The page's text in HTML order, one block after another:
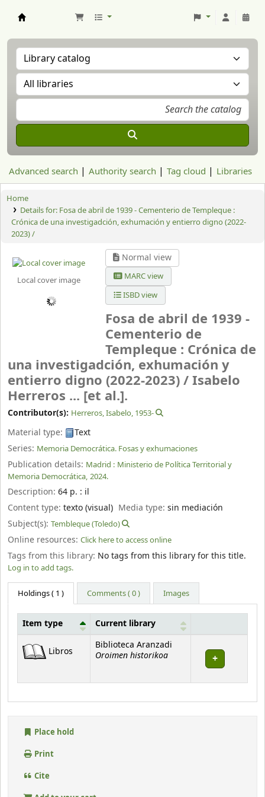
Advanced search Authority search Tag cloud Libraries
Home
Details for: Fosa de abril de 1939 - Cementerio de Templeque :
Crónica de una investigadción, exhumación y entierro digno (2022-
2023) /
Local cover image
Normal view
MARC view
ISBD view
Fosa de abril de 1939 -
Cementerio de
Templeque : Crónica de
una investigadción, exhumación y
entierro digno (2022-2023) /Isabelo
Herreros ... [et al.].
Contributor(s): Herreros, Isabelo, 1953-
Material type:
Text
Series: Memoria Democrática. Fosas y exhumaciones
Publication details: Madrid : Ministerio de Política Territorial y
Memoria Democrática, 2024.
Description: 64 p. : il
Content type: texto (visual) Media type:sin mediación
Subject(s): Tembleque (Toledo)
Online resources: Click here to access online
Tags from this library: No tags from this library for this title.
Log in to add tags.
Holdings( 1 ) Comments ( 0 ) Images
Item type Current library
Libros
Biblioteca Aranzadi
Oroimen historikoa
Place hold
Print
Cite